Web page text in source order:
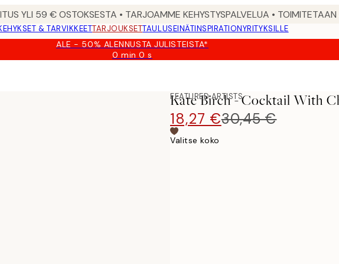
YLI 59 € OSTOKSESTA • TARJOAMME KEHYSTYSPALVELUA •
& TARVIKKEETTARJOUKSETTAULUSEINÄTINSPIRATIONYRITYKSILLE
ALE - 50% ALENNUSTA JULISTEISTA*
0 min0 s
Voimassa
FEATURED ARTISTS
Kate Birch - Cocktail With
18,27 €30,45 €
Valitse koko